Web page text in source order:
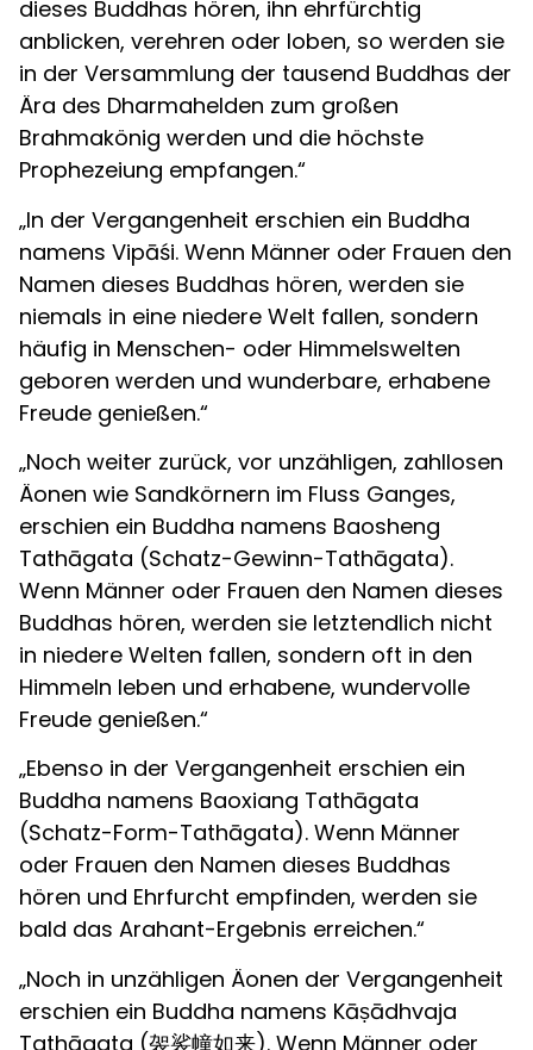
dieses Buddhas hören, ihn ehrfürchtig
anblicken, verehren oder loben, so werden sie
in der Versammlung der tausend Buddhas der
Ära des Dharmahelden zum großen
Brahmakönig werden und die höchste
Prophezeiung empfangen.“
„In der Vergangenheit erschien ein Buddha
namens Vipāśi. Wenn Männer oder Frauen den
Namen dieses Buddhas hören, werden sie
niemals in eine niedere Welt fallen, sondern
häufig in Menschen- oder Himmelswelten
geboren werden und wunderbare, erhabene
Freude genießen.“
„Noch weiter zurück, vor unzähligen, zahllosen
Äonen wie Sandkörnern im Fluss Ganges,
erschien ein Buddha namens Baosheng
Tathāgata (Schatz-Gewinn-Tathāgata).
Wenn Männer oder Frauen den Namen dieses
Buddhas hören, werden sie letztendlich nicht
in niedere Welten fallen, sondern oft in den
Himmeln leben und erhabene, wundervolle
Freude genießen.“
„Ebenso in der Vergangenheit erschien ein
Buddha namens Baoxiang Tathāgata
(Schatz-Form-Tathāgata). Wenn Männer
oder Frauen den Namen dieses Buddhas
hören und Ehrfurcht empfinden, werden sie
bald das Arahant-Ergebnis erreichen.“
„Noch in unzähligen Äonen der Vergangenheit
erschien ein Buddha namens Kāṣādhvaja
Tathāgata (袈裟幢如来). Wenn Männer oder